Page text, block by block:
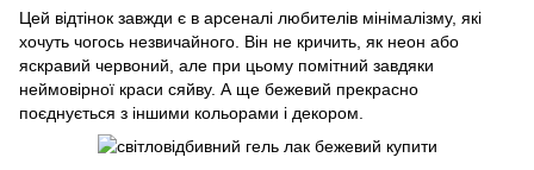
Цей відтінок завжди є в арсеналі любителів мінімалізму, які
хочуть чогось незвичайного. Він не кричить, як неон або
яскравий червоний, але при цьому помітний завдяки
неймовірної краси сяйву. А ще бежевий прекрасно
поєднується з іншими кольорами і декором.